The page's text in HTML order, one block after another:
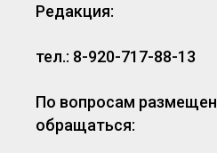
Редакция:
тел.: 8-920-717-88-13
По вопросам
обращаться: